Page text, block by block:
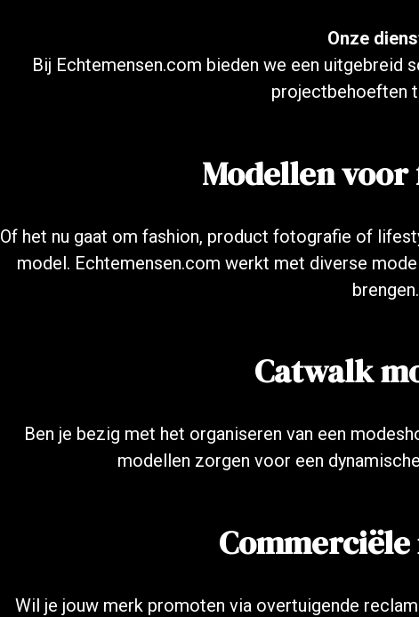
Onze
Bij Echtemensen.com bieden we een uitgebreid
projectbehoeften
Modellen
Of het nu gaat om fashion, product fotografie of
model. Echtemensen.com werkt met diverse
brengen.
Catwalk
Ben je bezig met het organiseren van een
modellen zorgen voor een
Wil je jouw merk promoten via overtuigende